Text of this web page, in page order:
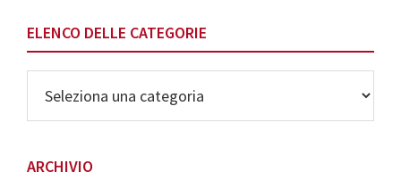
ELENCO DELLE CATEGORIE
delle
Categorie
ARCHIVIO